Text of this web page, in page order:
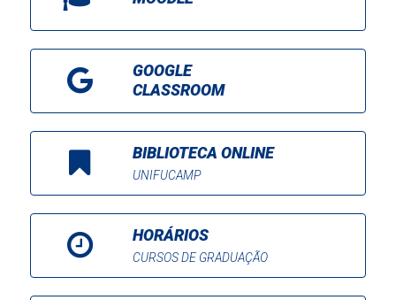
GOOGLE
CLASSROOM
BIBLIOTECA ONLINE
UNIFUCAMP
HORÁRIOS
CURSOS DE GRADUAÇÃO